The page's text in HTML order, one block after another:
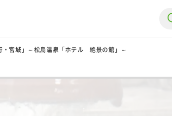
・宮城」～松島温泉「ホテル 絶景の館」～